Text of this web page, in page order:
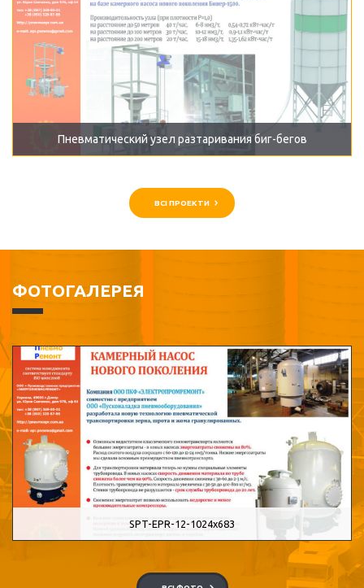
Пневматический узел разтаривания биг-бегов
ВСІ ПРОЕКТИ
ФОТОГАЛЕРЕЯ
SPT-EPR-12-1024x683